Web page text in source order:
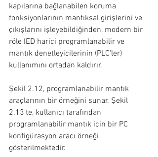
kapılarına bağlanabilen koruma
fonksiyonlarının mantıksal girişlerini ve
çıkışlarını işleyebildiğinden, modern bir
röle IED harici programlanabilir ve
mantık denetleyicilerinin (PLC'ler)
kullanımını ortadan kaldırır.
Şekil 2.12, programlanabilir mantık
araçlarının bir örneğini sunar. Şekil
2.13'te, kullanıcı tarafından
programlanabilir mantık için bir PC
konfigürasyon aracı örneği
gösterilmektedir.